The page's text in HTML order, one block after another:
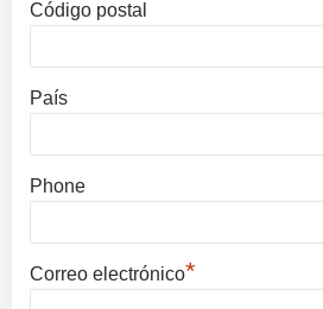
Código postal
País
Phone
Correo electrónico*